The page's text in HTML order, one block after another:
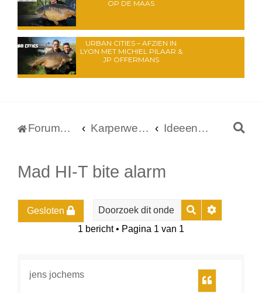
OP DE MAAS
URBAN CITIES – AFZIEN IN
LYON MET MICHIEL PILAAR &
JP OFFERMANS
Forumoverzicht Karperwereld.nl Ideeen voor het Carpboard
Mad HI-T bite alarm
Gesloten ZoekUitgebreid
1 bericht • Pagina 1 van 1
jens jochems
Citeer